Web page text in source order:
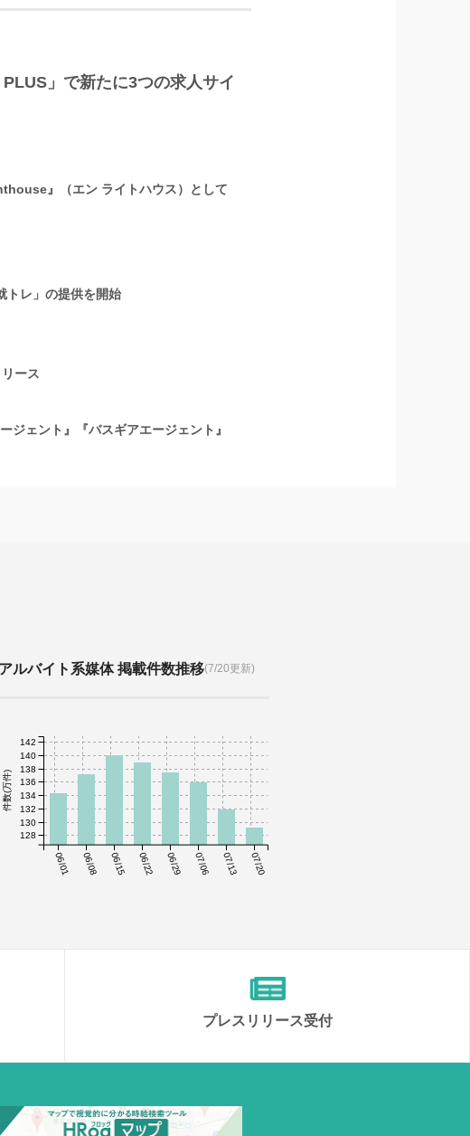
」で新たに3つの求人サイ
』（エン ライトハウス）として
トレ」の提供を開始
ース
ジェント』『バスギアエージェント』
アルバイト系媒体 掲載件数推移(7/20更新)
06/01 06/08 06/15 06/22 06/29 07/06 07/13 07/20
件数(万件)
128
130
132
134
136
138
140
142
プレスリリース受付